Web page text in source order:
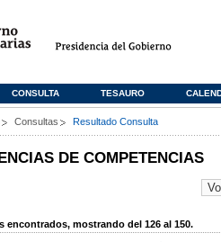
CONSULTA TESAURO
Consultas Resultado Consulta
DE COMPETENCIAS
encontrados, mostrando del 126 al 150.